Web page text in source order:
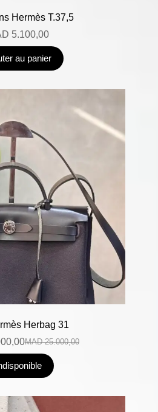
Hermès T.37,5
5.100,00
au panier
Herbag 31
MAD25.000,00